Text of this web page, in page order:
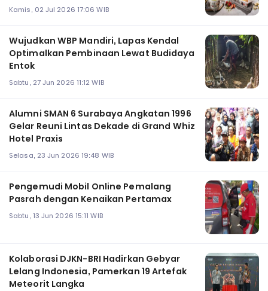
Kamis, 02 Jul 2026 17:06 WIB
Wujudkan WBP Mandiri, Lapas Kendal
Optimalkan Pembinaan Lewat Budidaya
Entok
Sabtu, 27 Jun 2026 11:12 WIB
Alumni SMAN 6 Surabaya Angkatan 1996
Gelar Reuni Lintas Dekade di Grand Whiz
Hotel Praxis
Selasa, 23 Jun 2026 19:48 WIB
Pengemudi Mobil Online Pemalang
Pasrah dengan Kenaikan Pertamax
Sabtu, 13 Jun 2026 15:11 WIB
Kolaborasi DJKN-BRI Hadirkan Gebyar
Lelang Indonesia, Pamerkan 19 Artefak
Meteorit Langka